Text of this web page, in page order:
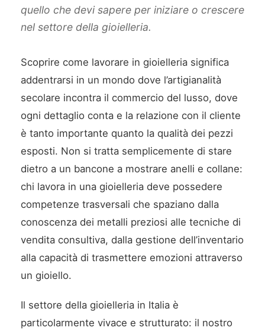
quello che devi sapere per iniziare o crescere
nel settore della gioielleria.
Scoprire come lavorare in gioielleria significa
addentrarsi in un mondo dove l’artigianalità
secolare incontra il commercio del lusso, dove
ogni dettaglio conta e la relazione con il cliente
è tanto importante quanto la qualità dei pezzi
esposti. Non si tratta semplicemente di stare
dietro a un bancone a mostrare anelli e collane:
chi lavora in una gioielleria deve possedere
competenze trasversali che spaziano dalla
conoscenza dei metalli preziosi alle tecniche di
vendita consultiva, dalla gestione dell’inventario
alla capacità di trasmettere emozioni attraverso
un gioiello.
Il settore della gioielleria in Italia è
particolarmente vivace e strutturato: il nostro